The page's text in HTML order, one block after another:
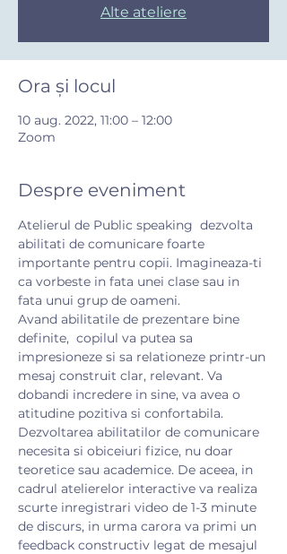
Alte ateliere
Ora și locul
10 aug. 2022, 11:00 – 12:00
Zoom
Despre eveniment
Atelierul de Public speaking  dezvolta
abilitati de comunicare foarte
importante pentru copii. Imagineaza-ti
ca vorbeste in fata unei clase sau in
fata unui grup de oameni.
Avand abilitatile de prezentare bine
definite,  copilul va putea sa
impresioneze si sa relationeze printr-un
mesaj construit clar, relevant. Va
dobandi incredere in sine, va avea o
atitudine pozitiva si confortabila.
Dezvoltarea abilitatilor de comunicare
necesita si obiceiuri fizice, nu doar
teoretice sau academice. De aceea, in
cadrul atelierelor interactive va realiza
scurte inregistrari video de 1-3 minute
de discurs, in urma carora va primi un
feedback constructiv legat de mesajul